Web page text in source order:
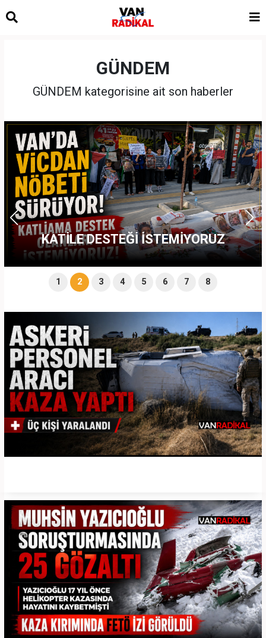
GÜNDEM
GÜNDEM kategorisine ait son haberler
,
1 2 3 4 5 6 7 8